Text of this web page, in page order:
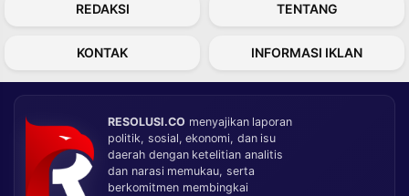
REDAKSI TENTANG
KONTAK INFORMASI IKLAN
RESOLUSI.CO menyajikan laporan
politik, sosial, ekonomi, dan isu
daerah dengan ketelitian analitis
dan narasi memukau, serta
berkomitmen membingkai